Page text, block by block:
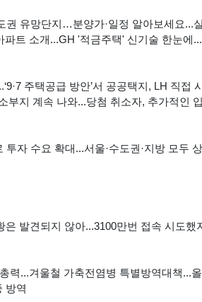
유망단지…분양가·일정 알아보세요...
트 소개...GH '적금주택' 신기술 한눈에...
주택공급 방안’서 공공택지, LH 직접
부지 계속 나와...당첨 취소자, 추가적인
자 수요 확대...서울·수도권·지방 모두
발견되지 않아...3100만번 접속 시도했
...겨울철 가축전염병 특별방역대책...
방역